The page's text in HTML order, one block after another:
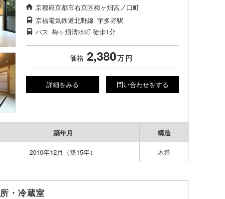
京都府京都市右京区梅ヶ畑宮ノ口町
京福電気鉄道北野線 宇多野駅
バス 梅ヶ畑清水町 徒歩1分
価格 2,380万円
詳細をみる 問い合わせをする
築年月 構造
2010年12月（築15年） 木造
・冷蔵室